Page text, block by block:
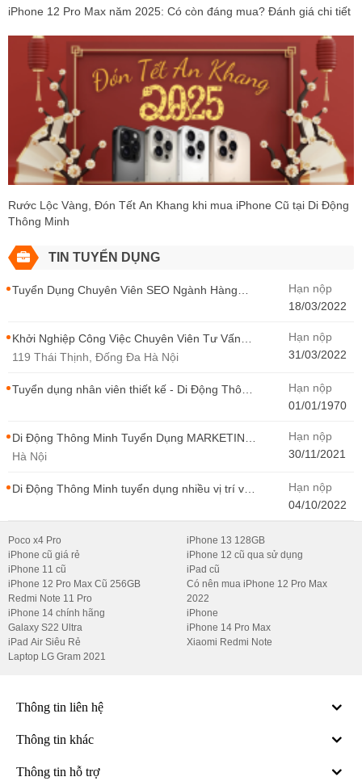
iPhone 12 Pro Max năm 2025: Có còn đáng mua? Đánh giá chi tiết
Rước Lộc Vàng, Đón Tết An Khang khi mua iPhone Cũ tại Di Động
Thông Minh
TIN TUYỂN DỤNG
Tuyển Dụng Chuyên Viên SEO Ngành Hàng
Hạn nộp
18/03/2022
Khởi Nghiệp Công Việc Chuyên Viên Tư Vấn
Bán Hàng Di Động Thông Minh
119 Thái Thịnh, Đống Đa Hà Nội
Hạn nộp
31/03/2022
Tuyển dụng nhân viên thiết kế - Di Động Thông
Hạn nộp
01/01/1970
Di Động Thông Minh Tuyển Dụng MARKETING
- CONTENT WIRITER
Hà Nội
Hạn nộp
30/11/2021
Di Động Thông Minh tuyển dụng nhiều vị trí với
Thông Minh
Hạn nộp
04/10/2022
Poco x4 Pro
iPhone cũ giá rẻ
iPhone 11 cũ
iPhone 12 Pro Max Cũ 256GB
Redmi Note 11 Pro
iPhone 14 chính hãng
Galaxy S22 Ultra
iPad Air Siêu Rẻ
Laptop LG Gram 2021
iPhone 13 128GB
iPhone 12 cũ qua sử dụng
iPad cũ
Có nên mua iPhone 12 Pro Max
2022
iPhone
iPhone 14 Pro Max
Xiaomi Redmi Note
Thông tin liên hệ
Thông tin khác
Thông tin hỗ trợ